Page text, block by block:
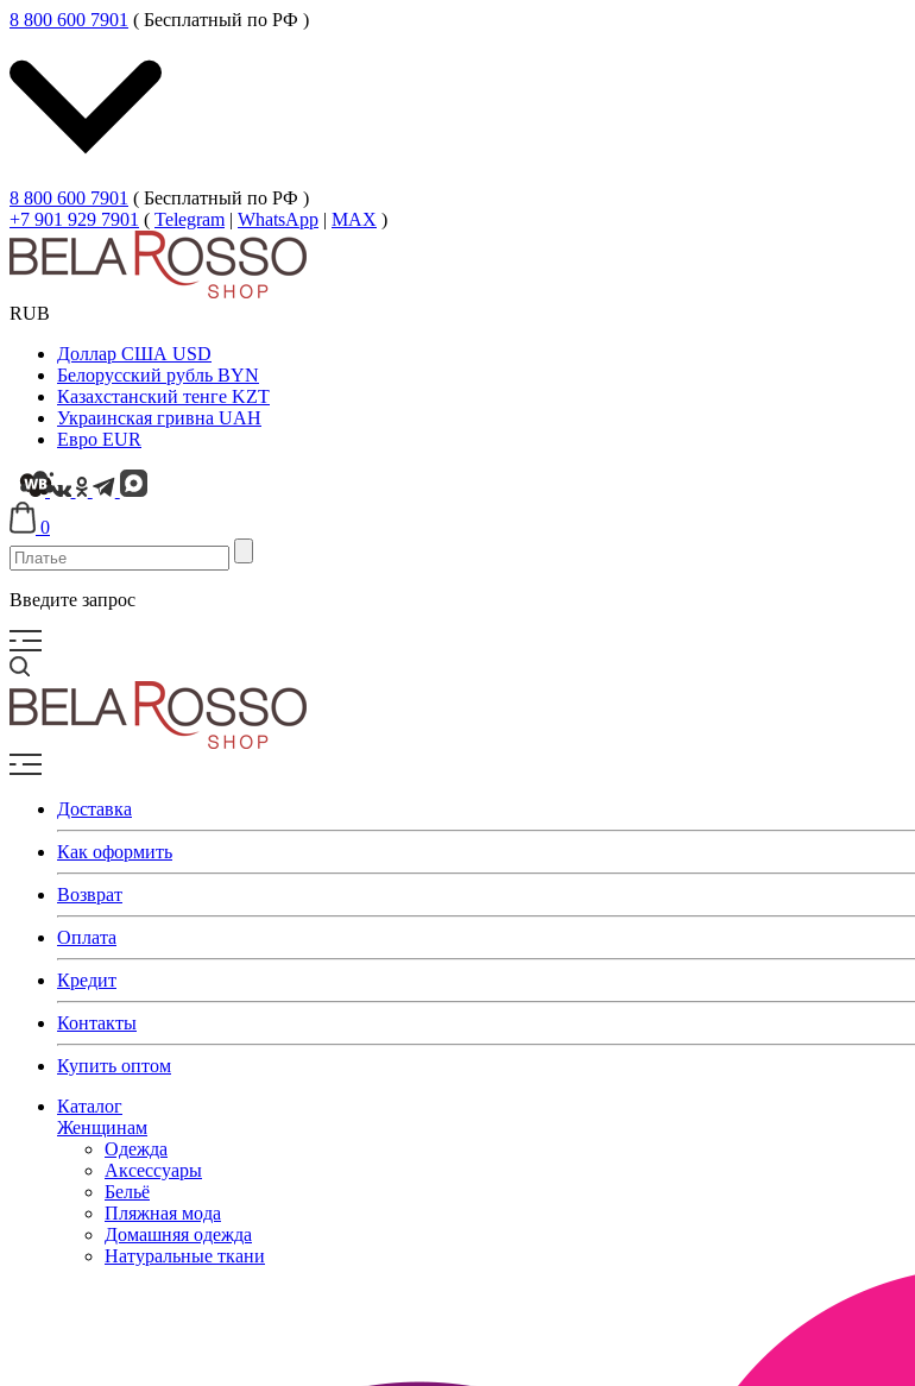
8 800 600 7901 ( Бесплатный по РФ )
8 800 600 7901 ( Бесплатный по РФ )
+7 901 929 7901 ( Telegram | WhatsApp | MAX )
RUB
Доллар США USD
Белорусский рубль BYN
Казахстанский тенге KZT
Украинская гривна UAH
Евро EUR
0
Введите запрос
Доставка
Как оформить
Возврат
Оплата
Кредит
Контакты
Купить оптом
Каталог
Женщинам
Одежда
Аксессуары
Бельё
Пляжная мода
Домашняя одежда
Натуральные ткани